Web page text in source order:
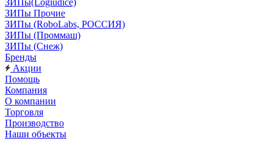
ЗИПы(Logiudice)
ЗИПы Прочие
ЗИПы (RoboLabs, РОССИЯ)
ЗИПы (Проммаш)
ЗИПы (Снеж)
Бренды
Акции
Помощь
Компания
О компании
Торговля
Производство
Наши объекты